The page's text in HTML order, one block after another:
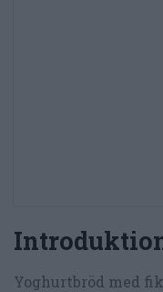
Yoghurtbröd med